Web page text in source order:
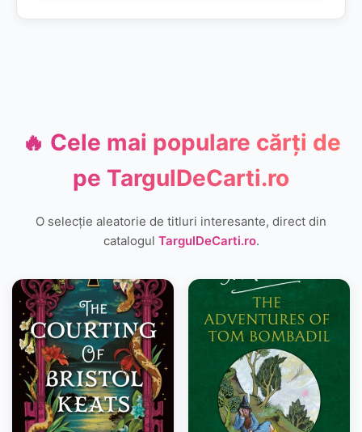
🔥 Cele mai populare cărți de
pe TargulDeCarti.ro
O selecție aleatorie de titluri interesante, direct din
catalogul TargulDeCarti.ro.